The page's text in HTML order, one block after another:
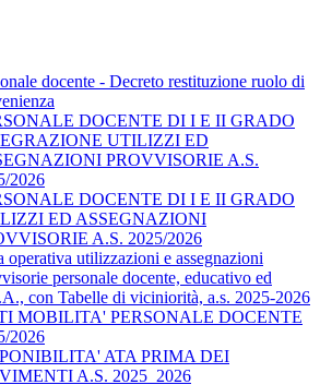
docente - Decreto restituzione ruolo di
DOCENTE DI I E II GRADO
UTILIZZI ED
PROVVISORIE A.S.
2026
DOCENTE DI I E II GRADO
ED ASSEGNAZIONI
A.S. 2025/2026
operativa utilizzazioni e assegnazioni
personale docente, educativo ed
con Tabelle di viciniorità, a.s. 2025-2026
MOBILITA' PERSONALE DOCENTE
2026
ATA PRIMA DEI
A.S. 2025_2026